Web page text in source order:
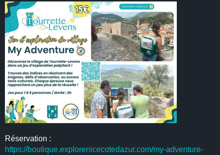
Réservation :
https://boutique.explorenicecotedazur.com/my-adventure-